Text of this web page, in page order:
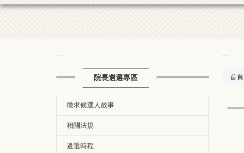
:::
院長遴選專區
徵求候選人啟事
相關法規
遴選時程
:::
首頁